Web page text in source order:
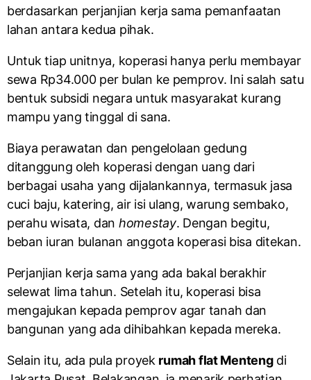
berdasarkan perjanjian kerja sama pemanfaatan
lahan antara kedua pihak.
Untuk tiap unitnya, koperasi hanya perlu membayar
sewa Rp34.000 per bulan ke pemprov. Ini salah satu
bentuk subsidi negara untuk masyarakat kurang
mampu yang tinggal di sana.
Biaya perawatan dan pengelolaan gedung
ditanggung oleh koperasi dengan uang dari
berbagai usaha yang dijalankannya, termasuk jasa
cuci baju, katering, air isi ulang, warung sembako,
perahu wisata, dan homestay. Dengan begitu,
beban iuran bulanan anggota koperasi bisa ditekan.
Perjanjian kerja sama yang ada bakal berakhir
selewat lima tahun. Setelah itu, koperasi bisa
mengajukan kepada pemprov agar tanah dan
bangunan yang ada dihibahkan kepada mereka.
Selain itu, ada pula proyek rumah flat Mentengdi